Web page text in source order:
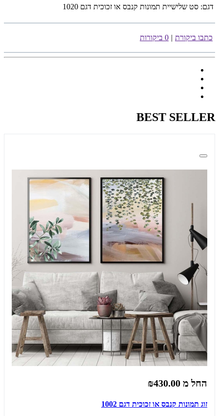
דגם: סט שלישיית תמונות קנבס או זכוכית דגם 1020
כתבו ביקורת | 0 ביקורות
BEST SELLER
החל מ ₪430.00
זוג תמונות קנבס או זכוכית דגם 1002